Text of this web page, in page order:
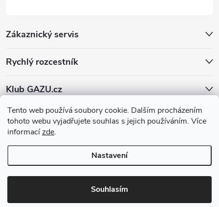
Tento web používá soubory cookie. Dalším procházením
tohoto webu vyjadřujete souhlas s jejich používáním. Více
informacízde.
Nastavení
Souhlasím
Zákaznický servis
Rychlý rozcestník
Klub GAZU.cz
Copyright 2026GAZU.cz | moderní koberce. Všechna práva vyhrazena.